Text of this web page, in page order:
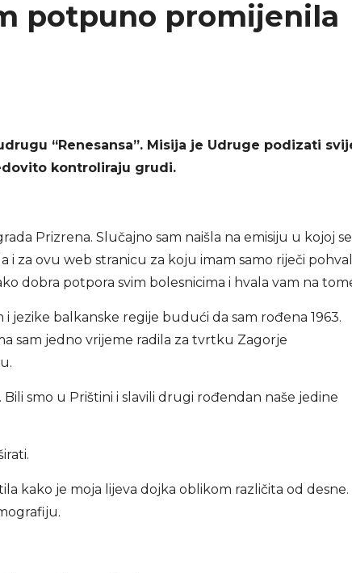
potpuno promijenila
“Renesansa”. Misija je Udruge podizati
kontroliraju grudi.
Prizrena. Slučajno sam naišla na emisiju u kojoj se
i za ovu web stranicu za koju imam samo riječi
dobra potpora svim bolesnicima i hvala vam na
jezike balkanske regije budući da sam rođena 1963.
sam jedno vrijeme radila za tvrtku Zagorje
Bili smo u Prištini i slavili drugi rođendan naše jedine
kako je moja lijeva dojka oblikom različita od desne.